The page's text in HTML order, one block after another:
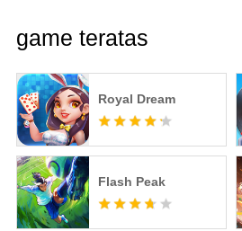
game teratas
Royal Dream
Flash Peak